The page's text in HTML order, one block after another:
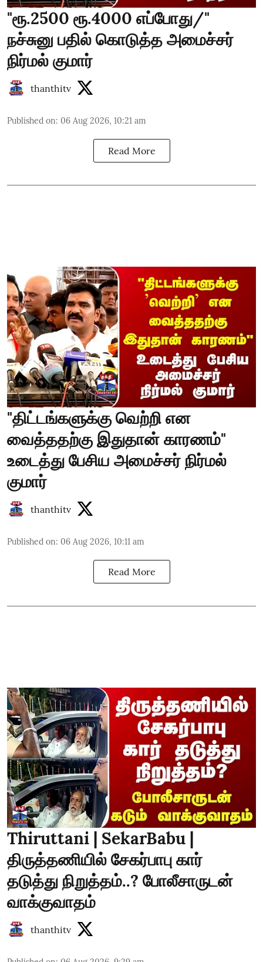
"ரூ.2500 ரூ.4000 எப்போது/"
நச்சுனு பதில் கொடுத்த அமைச்சர்
நிர்மல் குமார்
thanthitv
Published on: 06 Aug 2026, 10:21 am
Read More
"திட்டங்களுக்கு வெற்றி என
வைத்ததற்கு இதுதான் காரணம்"
உடைத்து பேசிய அமைச்சர் நிர்மல்
குமார்
thanthitv
Published on: 06 Aug 2026, 10:11 am
Read More
Thiruttani | SekarBabu |
திருத்தணியில் சேகர்பாபு கார்
தடுத்து நிறுத்தம்..? போலீசாருடன்
வாக்குவாதம்
thanthitv